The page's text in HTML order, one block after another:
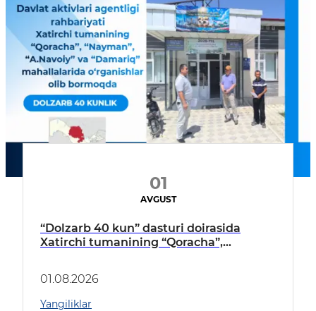
01
AVGUST
“Dolzarb 40 kun” dasturi doirasida
Xatirchi tumanining “Qoracha”,
borildi
01.08.2026
Yangiliklar